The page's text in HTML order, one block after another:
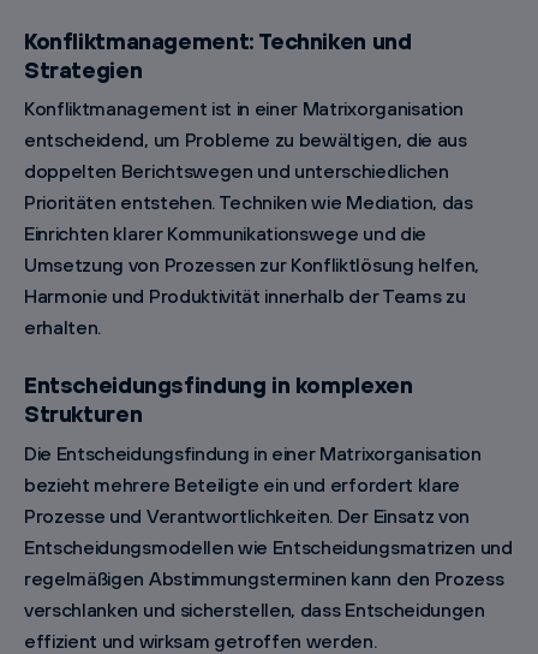
Konfliktmanagement: Techniken und
Strategien
Konfliktmanagement ist in einer Matrixorganisation
entscheidend, um Probleme zu bewältigen, die aus
doppelten Berichtswegen und unterschiedlichen
Prioritäten entstehen. Techniken wie Mediation, das
Einrichten klarer Kommunikationswege und die
Umsetzung von Prozessen zur Konfliktlösung helfen,
Harmonie und Produktivität innerhalb der Teams zu
erhalten.
Entscheidungsfindung in komplexen
Strukturen
Die Entscheidungsfindung in einer Matrixorganisation
bezieht mehrere Beteiligte ein und erfordert klare
Prozesse und Verantwortlichkeiten. Der Einsatz von
Entscheidungsmodellen wie Entscheidungsmatrizen und
regelmäßigen Abstimmungsterminen kann den Prozess
verschlanken und sicherstellen, dass Entscheidungen
effizient und wirksam getroffen werden.